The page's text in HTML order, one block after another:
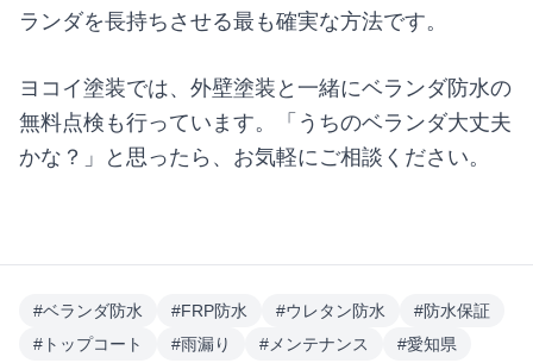
ランダを長持ちさせる最も確実な方法です。
ヨコイ塗装では、外壁塗装と一緒にベランダ防水の
無料点検も行っています。「うちのベランダ大丈夫
かな？」と思ったら、お気軽にご相談ください。
#ベランダ防水 #FRP防水 #ウレタン防水 #防水保証
# トップコート #雨漏り # メンテナンス #愛知県